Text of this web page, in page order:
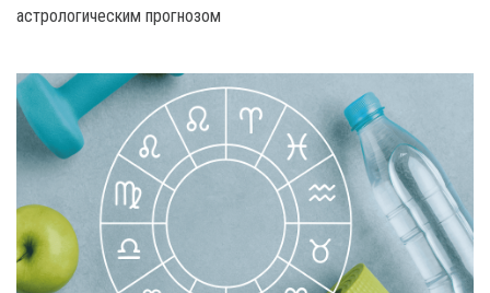
астрологическим прогнозом